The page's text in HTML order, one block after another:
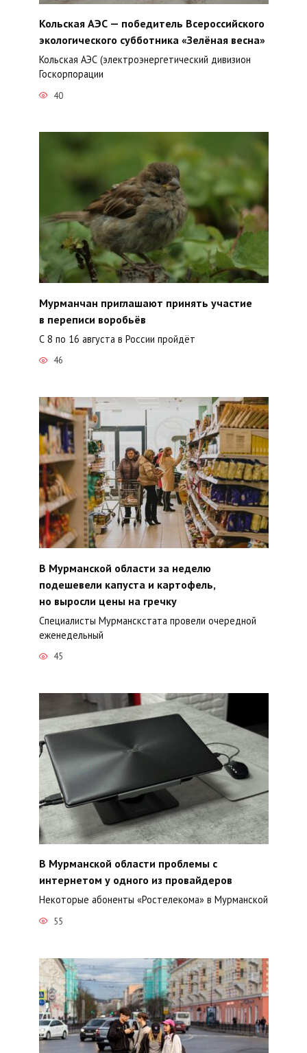
Кольская АЭС — победитель Всероссийского
экологического субботника «Зелёная весна»
Кольская АЭС (электроэнергетический дивизион
Госкорпорации
40
Мурманчан приглашают принять участие
в переписи воробьёв
С 8 по 16 августа в России пройдёт
46
В Мурманской области за неделю
подешевели капуста и картофель,
но выросли цены на гречку
Специалисты Мурманскстата провели очередной
еженедельный
45
В Мурманской области проблемы с
интернетом у одного из провайдеров
Некоторые абоненты «Ростелекома» в Мурманской
55